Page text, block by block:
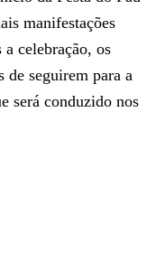
manifestações
celebração, os
de seguirem para a
será conduzido nos